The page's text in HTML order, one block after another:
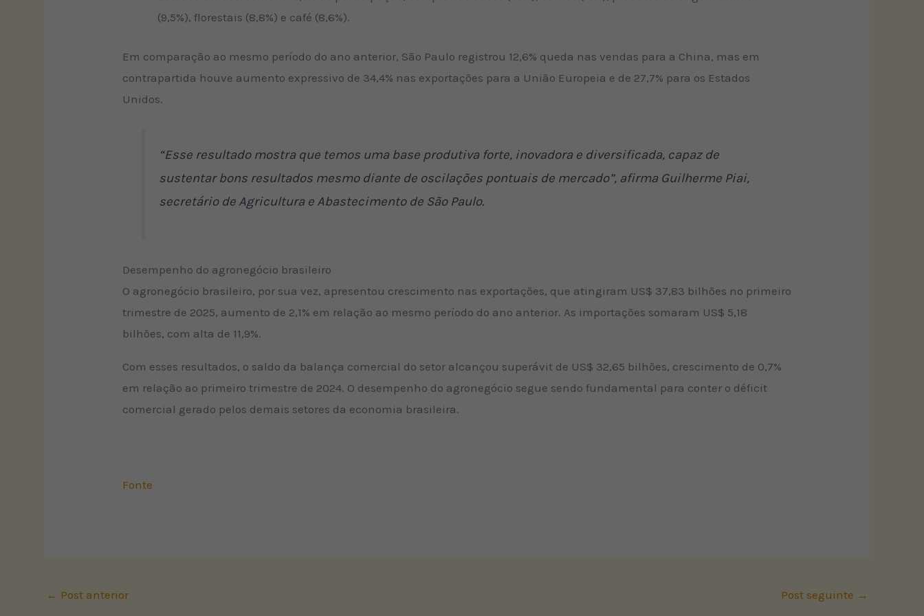
(9,5%), florestais (8,8%) e café (8,6%).
Em comparação ao mesmo período do ano anterior, São Paulo registrou 12,6% queda nas vendas para a China, mas em
contrapartida houve aumento expressivo de 34,4% nas exportações para a União Europeia e de 27,7% para os Estados
Unidos.
“Esse resultado mostra que temos uma base produtiva forte, inovadora e diversificada, capaz de
sustentar bons resultados mesmo diante de oscilações pontuais de mercado”, afirma Guilherme Piai,
secretário de Agricultura e Abastecimento de São Paulo.
Desempenho do agronegócio brasileiro
O agronegócio brasileiro, por sua vez, apresentou crescimento nas exportações, que atingiram US$ 37,83 bilhões no primeiro
trimestre de 2025, aumento de 2,1% em relação ao mesmo período do ano anterior. As importações somaram US$ 5,18
bilhões, com alta de 11,9%.
Com esses resultados, o saldo da balança comercial do setor alcançou superávit de US$ 32,65 bilhões, crescimento de 0,7%
em relação ao primeiro trimestre de 2024. O desempenho do agronegócio segue sendo fundamental para conter o déficit
comercial gerado pelos demais setores da economia brasileira.
Fonte
← Post anterior Post seguinte →